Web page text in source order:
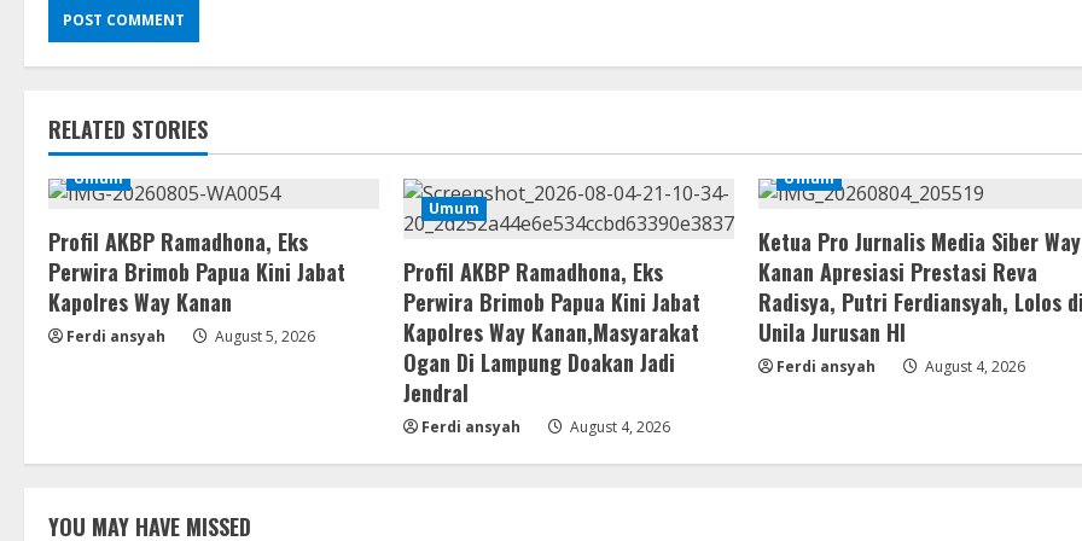
RELATED STORIES
Umum
Profil AKBP Ramadhona, Eks
Perwira Brimob Papua Kini Jabat
Kapolres Way Kanan
Ferdi ansyah August 5, 2026
Umum
Profil AKBP Ramadhona, Eks
Perwira Brimob Papua Kini Jabat
Kapolres Way Kanan,Masyarakat
Ogan Di Lampung Doakan Jadi
Jendral
Ferdi ansyah August 4, 2026
Umum
Ketua Pro Jurnalis Media Siber Way
Kanan Apresiasi Prestasi Reva
Radisya, Putri Ferdiansyah, Lolos
Unila Jurusan HI
Ferdi ansyah August 4, 2026
YOU MAY HAVE MISSED